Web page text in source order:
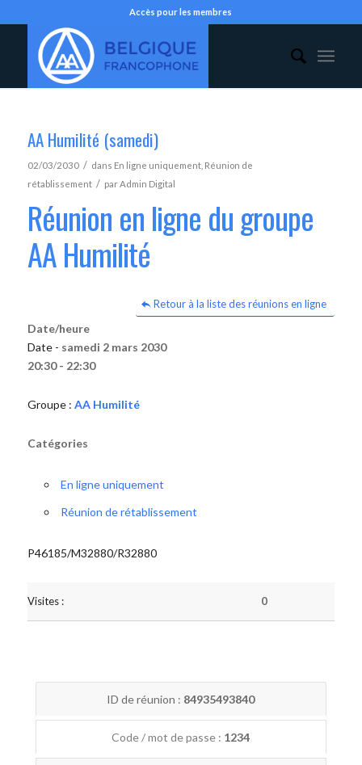
Accès pour les membres
AA Humilité (samedi)
02/03/2030 / dans En ligne uniquement, Réunion de
rétablissement / parAdmin Digital
Réunion en ligne du groupe
AA Humilité
Retour à la liste des réunions en ligne
Date/heure
Date - samedi 2 mars 2030
20:30 - 22:30
Groupe : AA Humilité
Catégories
En ligne uniquement
Réunion de rétablissement
P46185/M32880/R32880
Visites : 0
ID de réunion : 84935493840
Code / mot de passe : 1234